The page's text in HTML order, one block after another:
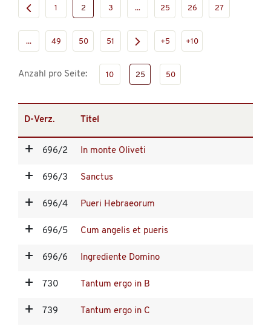
1 2 3 ... 25 26 27
... 49 50 51 +5 +10
Anzahl pro Seite: 10 25 50
D-Verz. Titel
696/2 In monte Oliveti
696/3 Sanctus
696/4 Pueri Hebraeorum
696/5 Cum angelis et pueris
696/6 Ingrediente Domino
730 Tantum ergo in B
739 Tantum ergo in C